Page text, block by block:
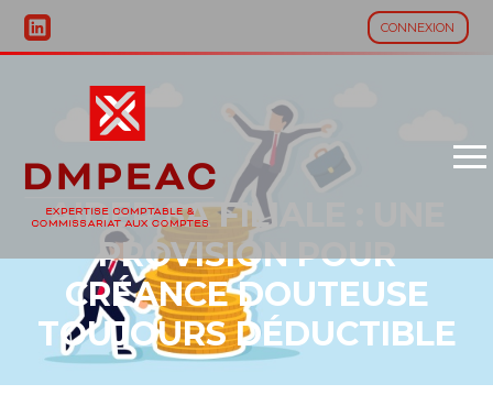
CONNEXION
Aller
contenuAIDER SA FILIALE : UNE
PROVISION POUR
CRÉANCE DOUTEUSE
TOUJOURS DÉDUCTIBLE
?